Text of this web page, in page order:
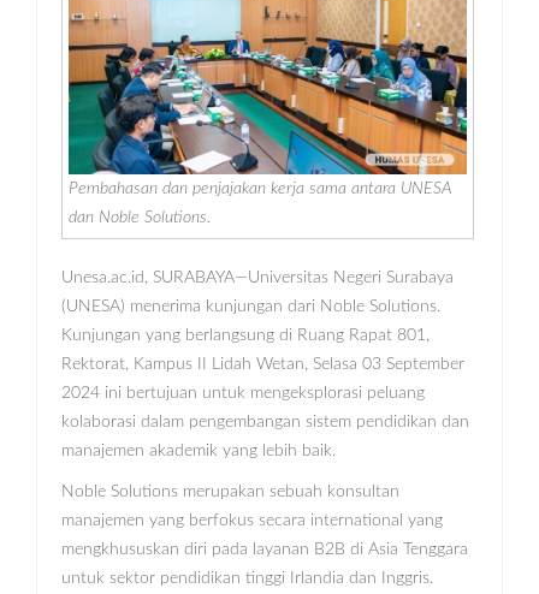
Pembahasan dan penjajakan kerja sama antara UNESA
dan Noble Solutions.
Unesa.ac.id, SURABAYA—Universitas Negeri Surabaya
(UNESA) menerima kunjungan dari Noble Solutions.
Kunjungan yang berlangsung di Ruang Rapat 801,
Rektorat, Kampus II Lidah Wetan, Selasa 03 September
2024 ini bertujuan untuk mengeksplorasi peluang
kolaborasi dalam pengembangan sistem pendidikan dan
manajemen akademik yang lebih baik.
Noble Solutions merupakan sebuah konsultan
manajemen yang berfokus secara international yang
mengkhususkan diri pada layanan B2B di Asia Tenggara
untuk sektor pendidikan tinggi Irlandia dan Inggris.